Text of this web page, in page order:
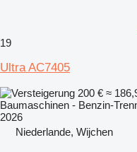
19
Ultra AC7405
200 € ≈
Baumaschinen - Benzin-
2026
Niederlande, Wijchen